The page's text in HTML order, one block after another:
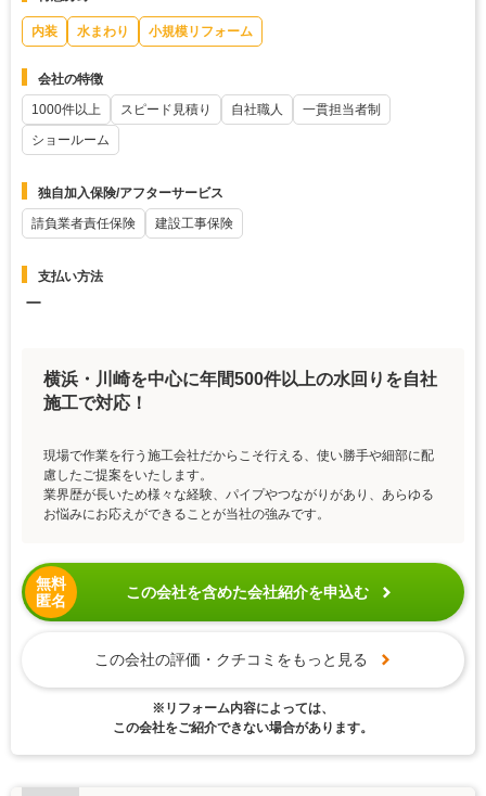
内装 水まわり 小規模リフォーム
会社の特徴
1000件以上
スピード見積り 自社職人
一貫担当者制
ショールーム
独自加入保険/アフターサービス
請負業者責任保険
建設工事保険
支払い方法
ー
横浜・川崎を中心に年間500件以上の水回りを自社
施工で対応！
現場で作業を行う施工会社だからこそ行える、使い勝手や細部に配
慮したご提案をいたします。
業界歴が長いため様々な経験、パイプやつながりがあり、あらゆる
お悩みにお応えができることが当社の強みです。
無料
匿名
この会社を含めた会社紹介を申込む
この会社の評価・クチコミをもっと見る
※リフォーム内容によっては、
この会社をご紹介できない場合があります。